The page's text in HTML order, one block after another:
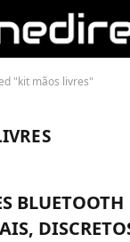
"kit mãos livres"
BLUETOOTH